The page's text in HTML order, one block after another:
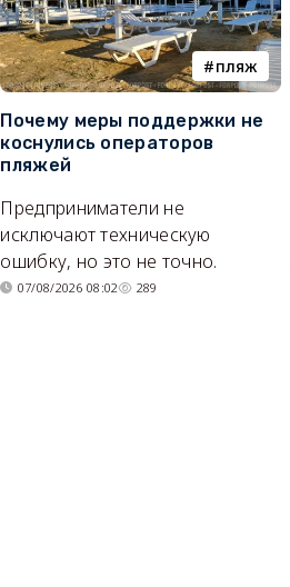
пляж
Почему меры поддержки не
коснулись операторов
пляжей
Предприниматели не
исключают техническую
ошибку, но это не точно.
07/08/2026 08:02 289